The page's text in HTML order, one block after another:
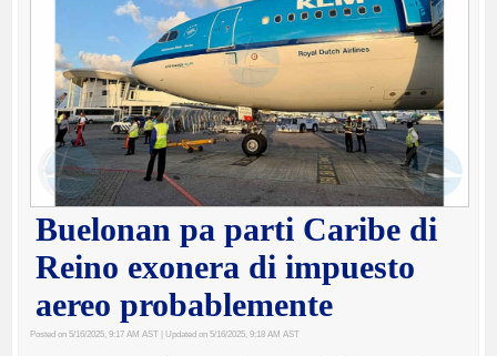
Buelonan pa parti Caribe di
Reino exonera di impuesto
aereo probablemente
Posted on 5/16/2025, 9:17 AM AST | Updated on 5/16/2025, 9:18 AM AST